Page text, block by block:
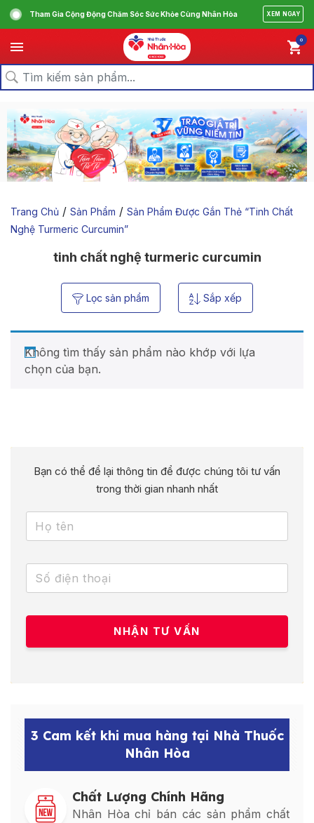
Tham Gia Cộng Động Chăm Sóc Sức Khỏe Cùng Nhân Hòa XEM NGAY
0
Trang Chủ / Sản Phẩm / Sản Phẩm Được Gắn Thẻ “tinh Chất
Nghệ Turmeric Curcumin”
tinh chất nghệ turmeric curcumin
Lọc sản phẩm Sắp xếp
Không tìm thấy sản phẩm nào khớp với lựa
chọn của bạn.
Bạn có thể để lại thông tin để được chúng tôi tư vấn
trong thời gian nhanh nhất
3 Cam kết khi mua hàng tại Nhà Thuốc
Nhân Hòa
Chất Lượng Chính Hãng
Nhân Hòa chỉ bán các sản phẩm chất